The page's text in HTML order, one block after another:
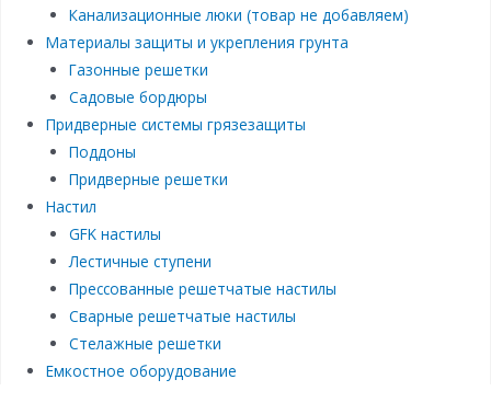
Канализационные люки (товар не добавляем)
Материалы защиты и укрепления грунта
Газонные решетки
Садовые бордюры
Придверные системы грязезащиты
Поддоны
Придверные решетки
Настил
GFK настилы
Лестичные ступени
Прессованные решетчатые настилы
Сварные решетчатые настилы
Стелажные решетки
Емкостное оборудование